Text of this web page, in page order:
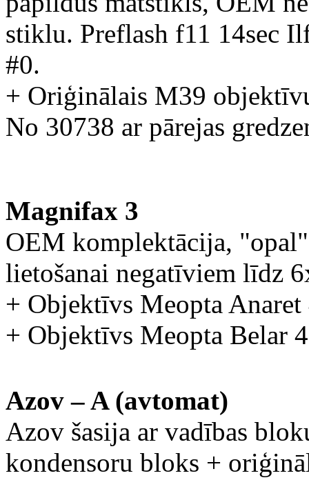
stiklu. Preflash f11 14sec
#0.
+ Oriģinālais M39
No 30738 ar pārejas
Magnifax 3
OEM komplektācija,
lietošanai negatīviem līdz
+ Objektīvs Meopta
+ Objektīvs Meopta Belar
Azov – A (avtomat)
Azov šasija ar vadības
kondensoru bloks +